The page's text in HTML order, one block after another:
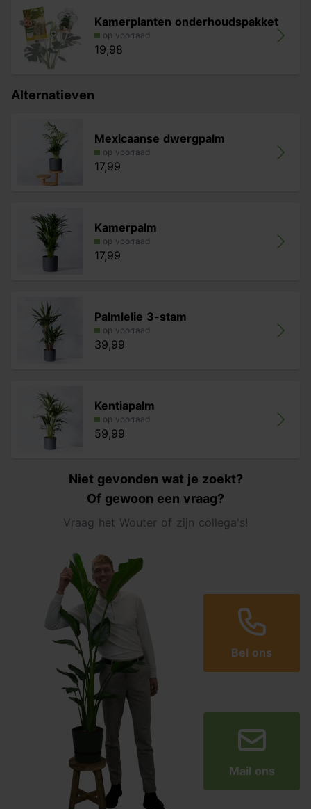
Kamerplanten onderhoudspakket
op voorraad
19,98
Alternatieven
Mexicaanse dwergpalm
op voorraad
17,99
Kamerpalm
op voorraad
17,99
Palmlelie 3-stam
op voorraad
39,99
Kentiapalm
op voorraad
59,99
Niet gevonden wat je zoekt?
Of gewoon een vraag?
Vraag het Wouter of zijn collega's!
Bel ons
Mail ons